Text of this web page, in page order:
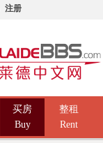
注册
买房
Buy
整租
Rent